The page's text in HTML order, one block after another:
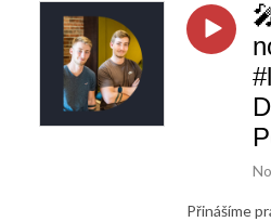
📧 Na vaše feedbacky, připomínky,
redakce@digichef.cz
Přinášíme